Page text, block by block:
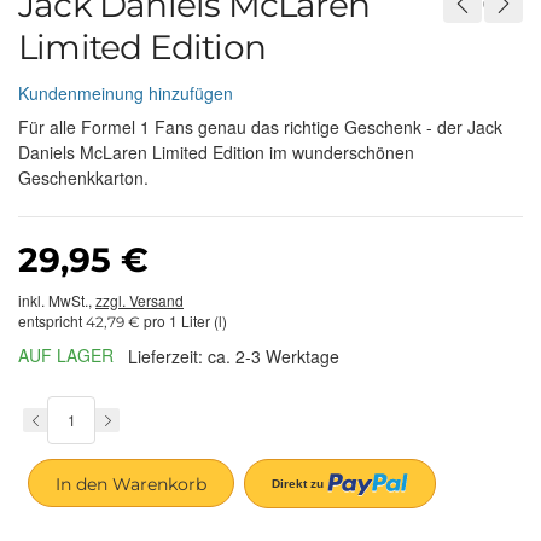
Limited Edition
Kundenmeinung hinzufügen
Für alle Formel 1 Fans genau das richtige Geschenk - der Jack
Daniels McLaren Limited Edition im wunderschönen
Geschenkkarton.
29,95 €
inkl. MwSt., zzgl. Versand
entspricht 42,79 € pro 1 Liter (l)
AUF LAGER Lieferzeit: ca. 2-3 Werktage
In den Warenkorb